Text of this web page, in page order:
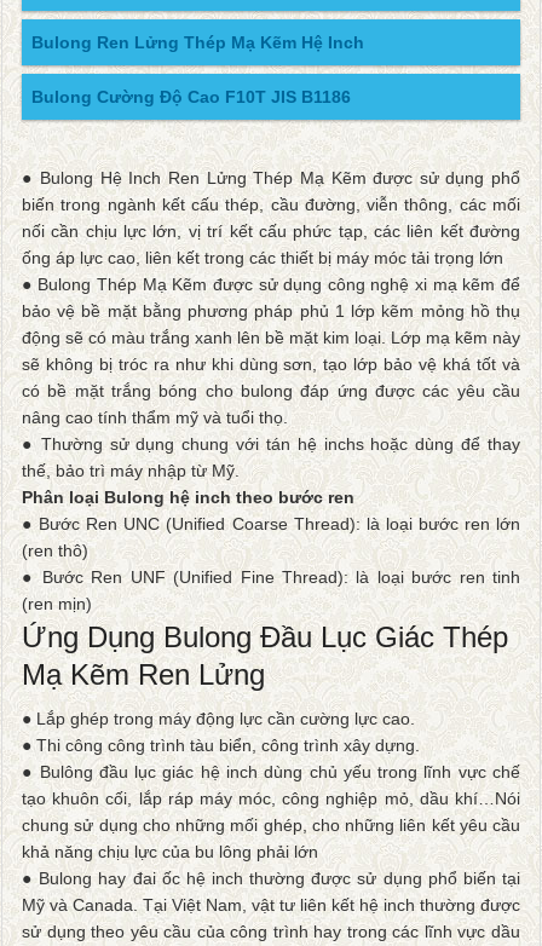
Bulong Ren Lửng Thép Mạ Kẽm Hệ Inch
Bulong Cường Độ Cao F10T JIS B1186
● Bulong Hệ Inch Ren Lửng Thép Mạ Kẽm được sử dụng phổ
biến trong ngành kết cấu thép, cầu đường, viễn thông, các mối
nối cần chịu lực lớn, vị trí kết cấu phức tạp, các liên kết đường
ống áp lực cao, liên kết trong các thiết bị máy móc tải trọng lớn
● Bulong Thép Mạ Kẽm được sử dụng công nghệ xi mạ kẽm để
bảo vệ bề mặt bằng phương pháp phủ 1 lớp kẽm mỏng hồ thụ
động sẽ có màu trắng xanh lên bề mặt kim loại. Lớp mạ kẽm này
sẽ không bị tróc ra như khi dùng sơn, tạo lớp bảo vệ khá tốt và
có bề mặt trắng bóng cho bulong đáp ứng được các yêu cầu
nâng cao tính thẩm mỹ và tuổi thọ.
● Thường sử dụng chung với tán hệ inchs hoặc dùng để thay
thế, bảo trì máy nhập từ Mỹ.
Phân loại Bulong hệ inch theo bước ren
● Bước Ren UNC (Unified Coarse Thread): là loại bước ren lớn
(ren thô)
● Bước Ren UNF (Unified Fine Thread): là loại bước ren tinh
(ren mịn)
Ứng Dụng Bulong Đầu Lục Giác Thép
Mạ Kẽm Ren Lửng
● Lắp ghép trong máy động lực cần cường lực cao.
● Thi công công trình tàu biển, công trình xây dựng.
● Bulông đầu lục giác hệ inch dùng chủ yếu trong lĩnh vực chế
tạo khuôn cối, lắp ráp máy móc, công nghiệp mỏ, dầu khí…Nói
chung sử dụng cho những mối ghép, cho những liên kết yêu cầu
khả năng chịu lực của bu lông phải lớn
● Bulong hay đai ốc hệ inch thường được sử dụng phổ biến tại
Mỹ và Canada. Tại Việt Nam, vật tư liên kết hệ inch thường được
sử dụng theo yêu cầu của công trình hay trong các lĩnh vực dầu